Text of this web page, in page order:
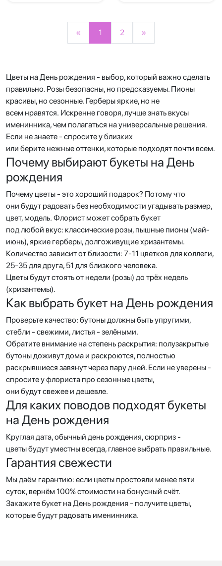
« 1 2 »
Цветы на День рождения - выбор, который важно сделать
правильно. Розы безопасны, но предсказуемы. Пионы
красивы, но сезонные. Герберы яркие, но не
всем нравятся. Искренне говоря, лучше знать вкусы
именинника, чем полагаться на универсальные решения.
Если не знаете - спросите у близких
или берите нежные оттенки, которые подходят почти всем.
Почему выбирают букеты на День
рождения
Почему цветы - это хороший подарок? Потому что
они будут радовать без необходимости угадывать размер,
цвет, модель. Флорист может собрать букет
под любой вкус: классические розы, пышные пионы (май-
июнь), яркие герберы, долгоживущие хризантемы.
Количество зависит от близости: 7-11 цветков для коллеги,
25-35 для друга, 51 для близкого человека.
Цветы будут стоять от недели (розы) до трёх недель
(хризантемы).
Как выбрать букет на День рождения
Проверьте качество: бутоны должны быть упругими,
стебли - свежими, листья - зелёными.
Обратите внимание на степень раскрытия: полузакрытые
бутоны доживут дома и раскроются, полностью
раскрывшиеся завянут через пару дней. Если не уверены -
спросите у флориста про сезонные цветы,
они будут свежее и дешевле.
Для каких поводов подходят букеты
на День рождения
Круглая дата, обычный день рождения, сюрприз -
цветы будут уместны всегда, главное выбрать правильные.
Гарантия свежести
Мы даём гарантию: если цветы простояли менее пяти
суток, вернём 100% стоимости на бонусный счёт.
Закажите букет на День рождения - получите цветы,
которые будут радовать именинника.